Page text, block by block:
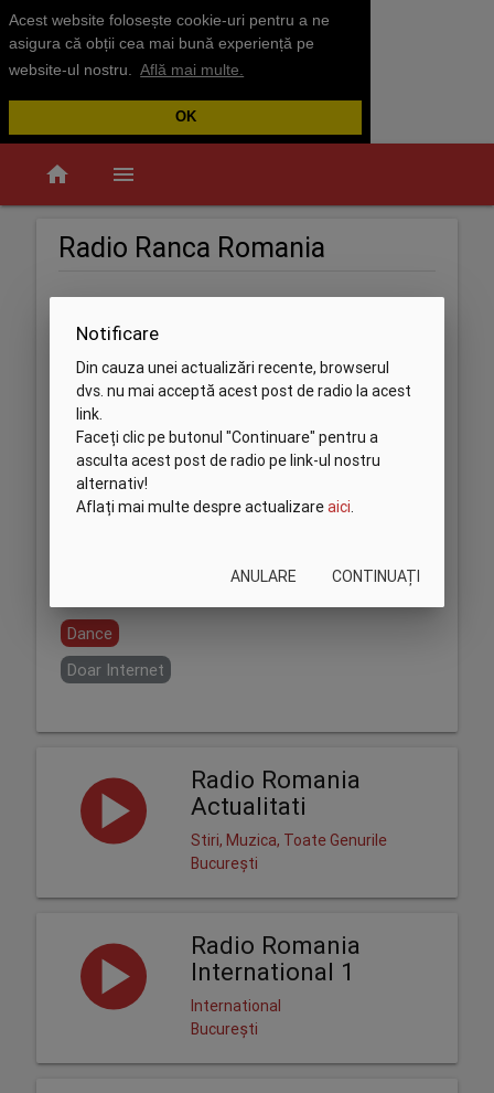
Acest website folosește cookie-uri pentru a ne
asigura că obții cea mai bună experiență pe
website-ul nostru.
Află mai multe.
OK
home menu
Radio Ranca Romania
Notificare
Din cauza unei actualizări recente, browserul
dvs. nu mai acceptă acest post de radio la acest
link.
Faceți clic pe butonul "Continuare" pentru a
asculta acest post de radio pe link-ul nostru
alternativ!
Aflați mai multe despre actualizareaici.
ANULARE CONTINUAȚI
Dance
Doar Internet
Radio Romania
Actualitati
Stiri, Muzica, Toate Genurile
București
Radio Romania
International 1
International
București